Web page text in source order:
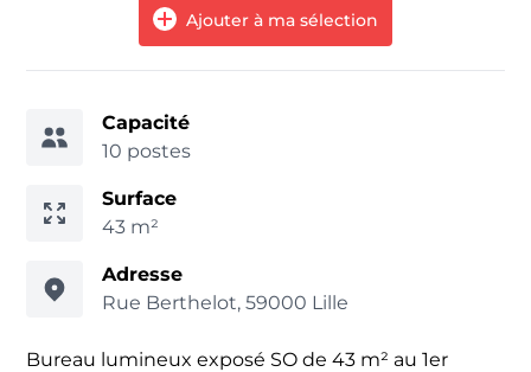
Ajouter à ma sélection
Capacité
10 postes
Surface
43 m²
Adresse
Rue Berthelot, 59000 Lille
Bureau lumineux exposé SO de 43 m² au 1er